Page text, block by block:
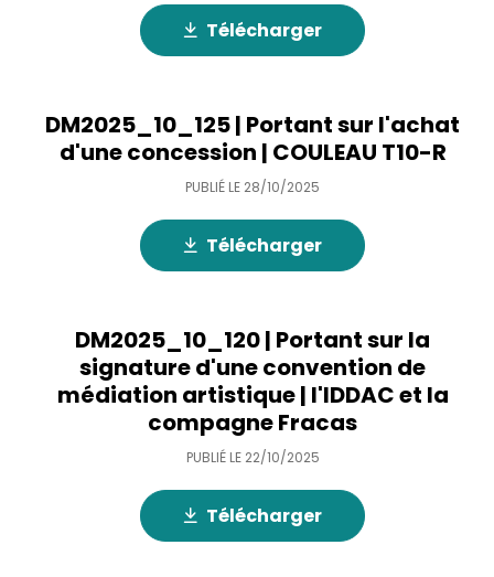
Télécharger
DM2025_10_125 | Portant sur l'achat
d'une concession | COULEAU T10-R
PUBLIÉ LE 28/10/2025
Télécharger
DM2025_10_120 | Portant sur la
signature d'une convention de
médiation artistique | l'IDDAC et la
compagne Fracas
PUBLIÉ LE 22/10/2025
Télécharger